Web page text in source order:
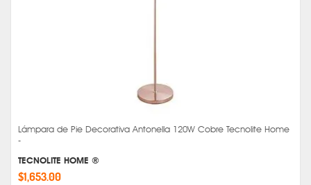
Lámpara de Pie Decorativa Antonella 120W Cobre Tecnolite Home
-
TECNOLITE HOME ®
$1,653.00